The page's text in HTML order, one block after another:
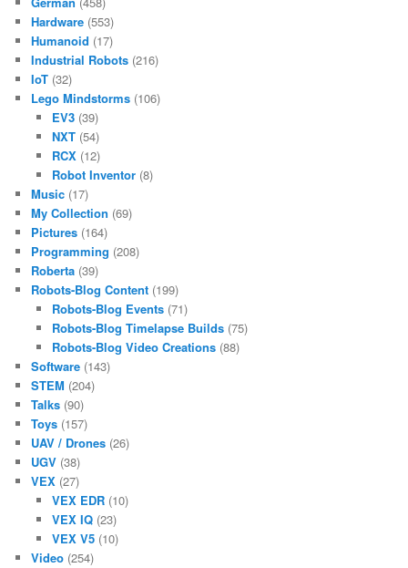
Hardware (553)
Humanoid (17)
Industrial Robots (216)
IoT (32)
Lego Mindstorms (106)
EV3(39)
NXT(54)
RCX(12)
Robot Inventor(8)
Music (17)
My Collection (69)
Pictures (164)
Programming (208)
Roberta (39)
Robots-Blog Content (199)
Robots-Blog Events(71)
Robots-Blog Timelapse Builds(75)
Robots-Blog Video Creations(88)
Software (143)
STEM (204)
Talks (90)
Toys (157)
UAV / Drones (26)
UGV (38)
VEX (27)
VEX EDR(10)
VEX IQ(23)
VEX V5(10)
Video (254)